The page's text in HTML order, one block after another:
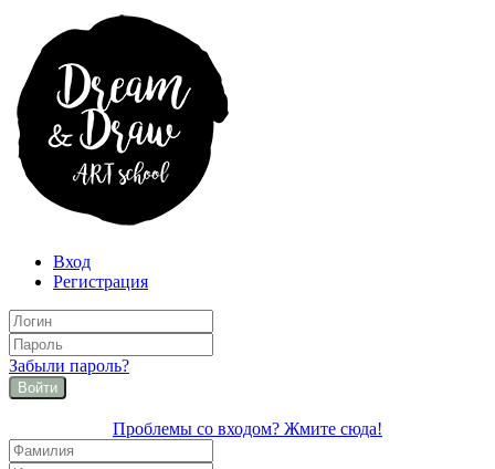
Вход
Регистрация
Забыли пароль?
Войти
Проблемы со входом? Жмите сюда!